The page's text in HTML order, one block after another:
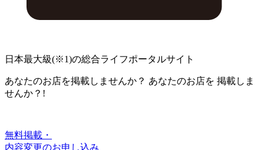
日本最大級(※1)の総合ライフポータルサイト
あなたのお店を掲載しませんか？ あなたのお店を 掲載しま
せんか？!
無料掲載・
内容変更のお申し込み